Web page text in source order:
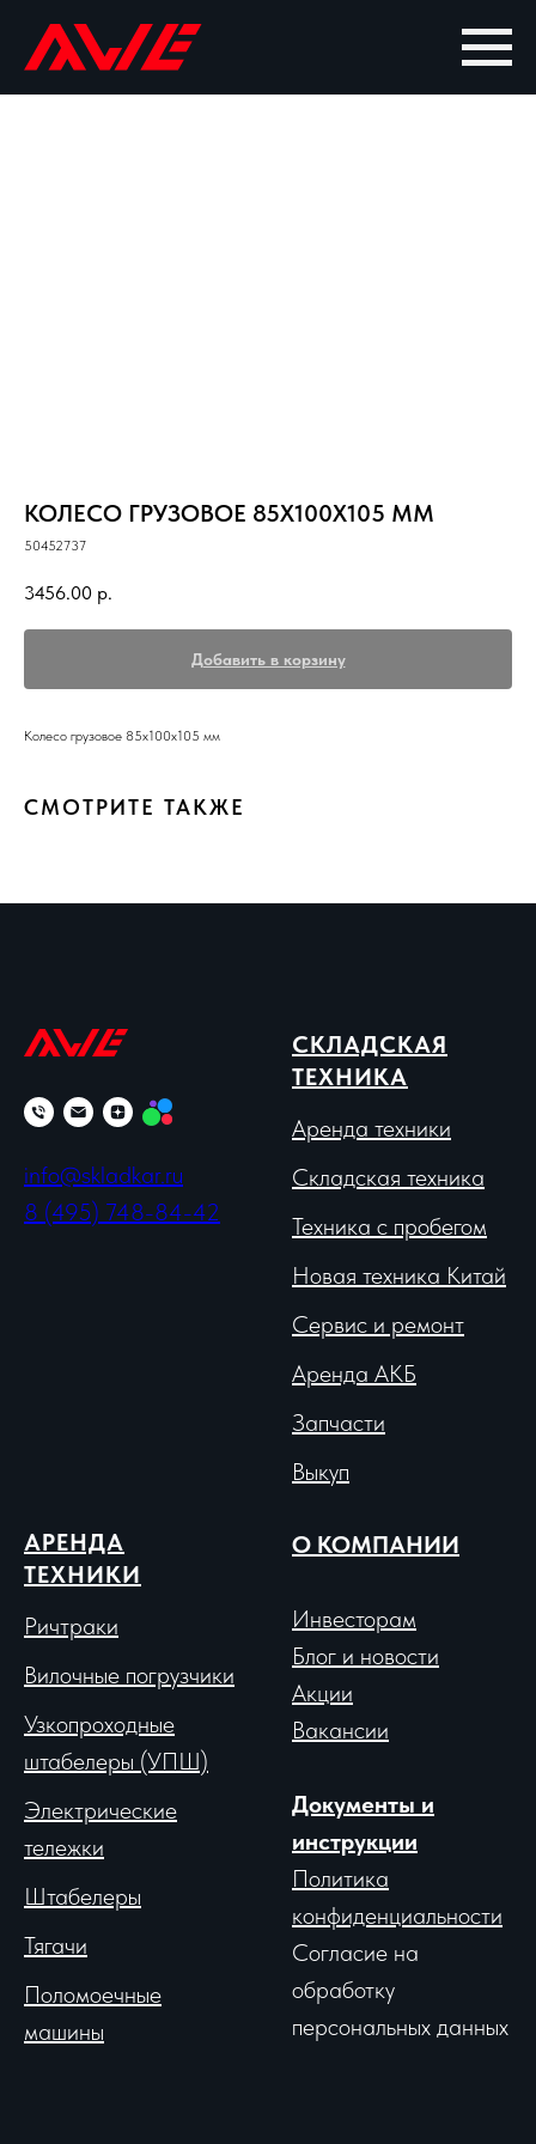
КОЛЕСО ГРУЗОВОЕ 85X100X105 ММ
50452737
3456.00 р.
Добавить в корзину
Колесо грузовое 85x100x105 мм
СМОТРИТЕ ТАКЖЕ
info@skladkar.ru
8 (495) 748-84-42
СКЛАДСКАЯ
ТЕХНИКА
Аренда техники
Складская техника
Техника с пробегом
Новая техника Китай
Сервис и ремонт
Аренда АКБ
Запчасти
Выкуп
АРЕНДА
ТЕХНИКИ
Ричтраки
Вилочные погрузчики
Узкопроходные
штабелеры (УПШ)
Электрические
тележки
Штабелеры
Тягачи
Поломоечные
машины
О КОМПАНИИ
Инвесторам
Блог и новости
Акции
Вакансии
Документы и
инструкции
Политика
конфиденциальности
Согласие на
обработку
персональных данных